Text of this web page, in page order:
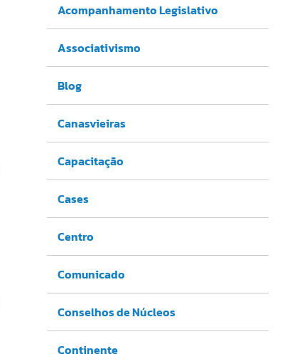
Acompanhamento Legislativo
Associativismo
Blog
Canasvieiras
Capacitação
Cases
Centro
Comunicado
Conselhos de Núcleos
Continente